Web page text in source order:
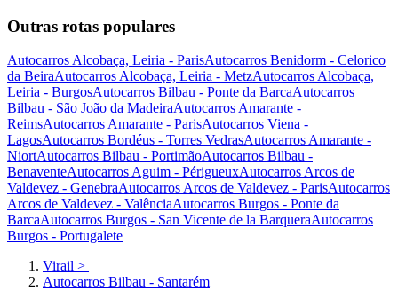
Outras rotas populares
Autocarros Alcobaça, Leiria - ParisAutocarros Benidorm - Celorico
da BeiraAutocarros Alcobaça, Leiria - MetzAutocarros Alcobaça,
Leiria - BurgosAutocarros Bilbau - Ponte da BarcaAutocarros
Bilbau - São João da MadeiraAutocarros Amarante -
ReimsAutocarros Amarante - ParisAutocarros Viena -
LagosAutocarros Bordéus - Torres VedrasAutocarros Amarante -
NiortAutocarros Bilbau - PortimãoAutocarros Bilbau -
BenaventeAutocarros Aguim - PérigueuxAutocarros Arcos de
Valdevez - GenebraAutocarros Arcos de Valdevez - ParisAutocarros
Arcos de Valdevez - ValênciaAutocarros Burgos - Ponte da
BarcaAutocarros Burgos - San Vicente de la BarqueraAutocarros
Burgos - Portugalete
Virail >
Autocarros Bilbau - Santarém